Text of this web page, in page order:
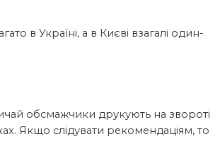
в Україні, а в Києві взагалі один-
обсмажчики друкують на звороті
Якщо слідувати рекомендаціям, то